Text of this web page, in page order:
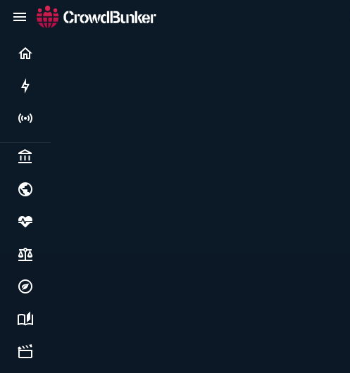
Live
Politics & institutions
Society, justice & freedoms
Economy, environment & technology
Science, history & spirituality
Culture, media & entertainment